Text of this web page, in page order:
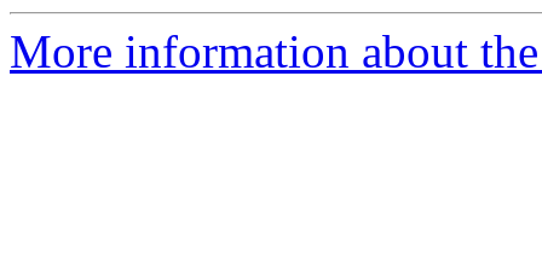
More information about